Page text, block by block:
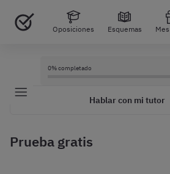
Oposiciones Esquemas
0% completado
Hablar con mi tutor
Prueba gratis